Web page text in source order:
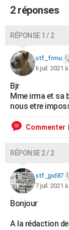
BONS PLANS
Dictionnaire
Biographies
Citations
Expressions
Proverbes
PROGRAMME TV
COPAINS D'AVANT
S'inscrire
Se connecter
Lycées
Collèges
Primaires
Universités
Entreprises
Service militaire
Avis de recherche
AVIS DE DÉCÈS
FORUM
2 réponses
RÉPONSE 1 / 2
stf_frmu
6 juil. 2021 à
Bjr
Mme irma et sa
nous etre
Commenter
RÉPONSE 2 / 2
stf_jpd87
7 juil. 2021 à
Bonjour
A la rédaction